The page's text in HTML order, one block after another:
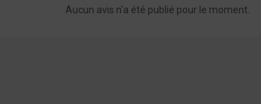
Aucun avis n'a été publié pour le moment.